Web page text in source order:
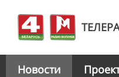
Новости